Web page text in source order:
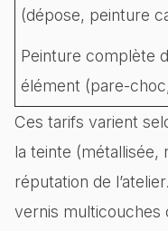
(dépose, peinture
Peinture complète
élément (pare-
Ces tarifs varient
la teinte (métallisée,
réputation de
vernis multicouches